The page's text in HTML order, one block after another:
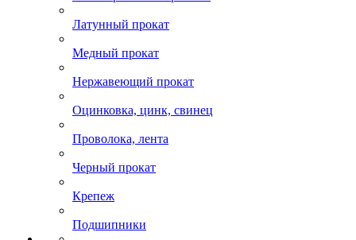
Латунный прокат
Медный прокат
Нержавеющий прокат
Оцинковка, цинк, свинец
Проволока, лента
Черный прокат
Крепеж
Подшипники